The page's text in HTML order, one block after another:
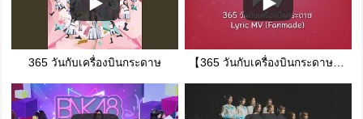
365 วันกับเครื่องบินกระดาษ 【365 วันกับเครื่องบินกระดาษ】#BNK48 - Lyric MV (Fanmade)